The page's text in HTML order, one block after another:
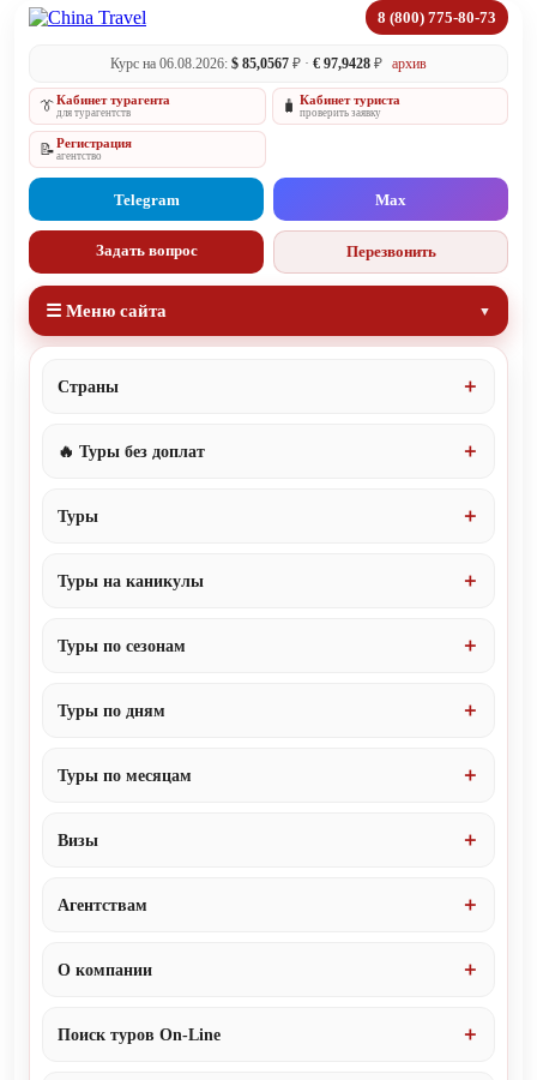
8 (800) 775-80-73
Курс на 06.08.2026: $ 85,0567 ₽ · € 97,9428 ₽ архив
👔Кабинет турагента
для турагентств 🧳 Кабинет туриста
проверить заявку
📝Регистрация
агентство
Telegram Max
Задать вопрос Перезвонить
☰ Меню сайта
Страны
🔥 Туры без доплат
Туры
Туры на каникулы
Туры по сезонам
Туры по дням
Туры по месяцам
Визы
Агентствам
О компании
Поиск туров On-Line